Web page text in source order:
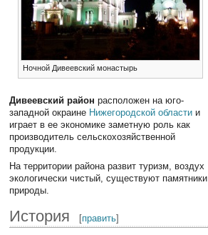
Ночной Дивеевский монастырь
Дивеевский район расположен на юго-
западной окраине Нижегородской области и
играет в ее экономике заметную роль как
производитель сельскохозяйственной
продукции.
На территории района развит туризм, воздух
экологически чистый, существуют памятники
природы.
История [править]